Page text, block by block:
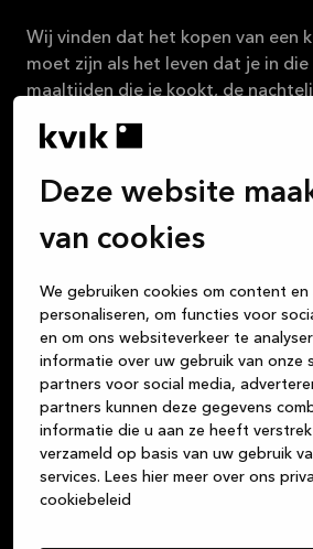
Deze website
van cookies
We gebruiken cookies om content
personaliseren, om functies voor
en om ons websiteverkeer te
informatie over uw gebruik van onze
partners voor social media,
partners kunnen deze gegevens
informatie die u aan ze heeft
verzameld op basis van uw gebruik
services. Lees hier meer over ons
cookiebeleid
Wij vinden dat het kopen van een
moet zijn als het leven dat je in
maaltijden die je kookt, de
huiswerk dat de kinderen aan tafel
van je leven. Maar of je nu een
garderobe koopt, wij zijn je
hoogwaardige Deense
uitstekende klantenservice te
moment dat je bij een van onze
totdat je nieuwe keuken,
helemaal klaar is.
Over Kvik
Inloggen op MyKvik